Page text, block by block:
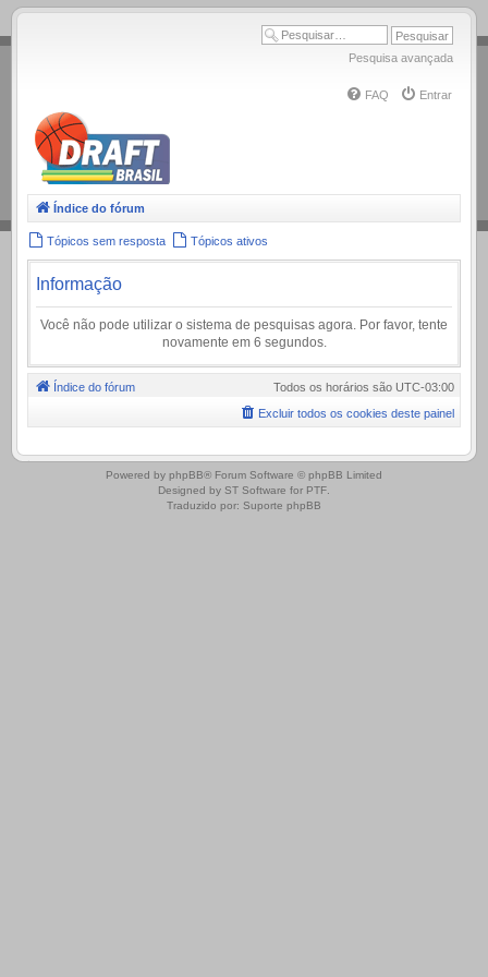
.
Pesquisa avançada
FAQ Entrar
Índice do fórum
Tópicos sem resposta Tópicos ativos
Informação
Você não pode utilizar o sistema de pesquisas agora. Por favor, tente
novamente em 6 segundos.
Índice do fórum Todos os horários são UTC-03:00
Excluir todos os cookies deste painel
.
Powered by phpBB® Forum Software © phpBB Limited
Designed by ST Software for PTF
Traduzido por: Suporte phpBB